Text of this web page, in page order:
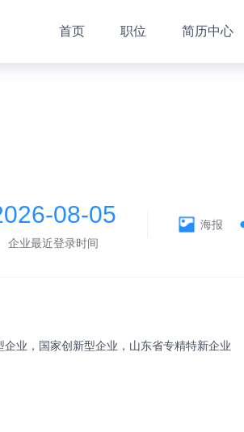
首页 职位 简历中心
08-05
企业最近登录时间
海报
业，国家创新型企业，山东省专精特新企业